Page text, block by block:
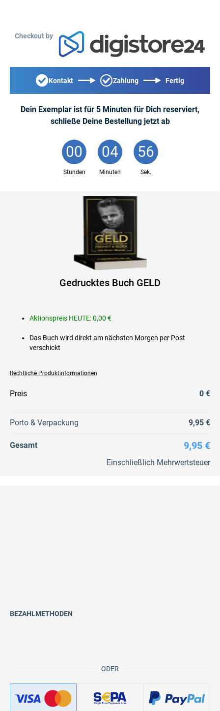
Checkout by
Kontakt Zahlung Fertig
Dein Exemplar ist für 5 Minuten für Dich reserviert,
schließe Deine Bestellung jetzt ab
00 04 56
Stunden Minuten Sek.
Gedrucktes Buch GELD
Aktionspreis HEUTE: 0,00 €
Das Buch wird direkt am nächsten Morgen per Post
verschickt
Rechtliche Produktinformationen
Preis 0 €
Porto & Verpackung 9,95 €
Gesamt 9,95 €
Einschließlich Mehrwertsteuer
ODER
BEZAHLMETHODEN